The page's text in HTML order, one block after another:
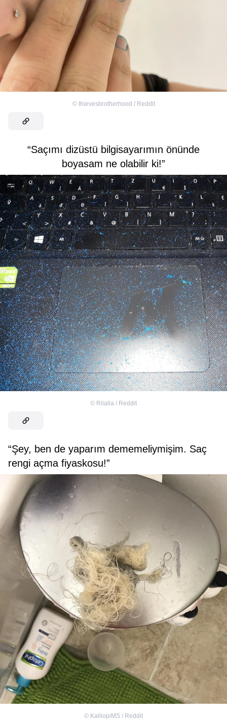
© thievesbrotherhood / Reddit
“Saçımı dizüstü bilgisayarımın önünde
boyasam ne olabilir ki!”
© Rilalia / Reddit
“Şey, ben de yaparım dememeliymişim. Saç
rengi açma fiyaskosu!”
© KalliopiMS / Reddit